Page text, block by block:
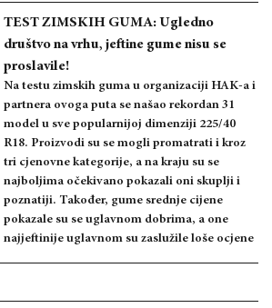
TEST ZIMSKIH GUMA: Ugledno
društvo na vrhu, jeftine gume nisu se
proslavile!
Na testu zimskih guma u organizaciji HAK-a i
partnera ovoga puta se našao rekordan 31
model u sve popularnijoj dimenziji 225/40
R18. Proizvodi su se mogli promatrati i kroz
tri cjenovne kategorije, a na kraju su se
najboljima očekivano pokazali oni skuplji i
poznatiji. Također, gume srednje cijene
pokazale su se uglavnom dobrima, a one
najjeftinije uglavnom su zaslužile loše ocjene